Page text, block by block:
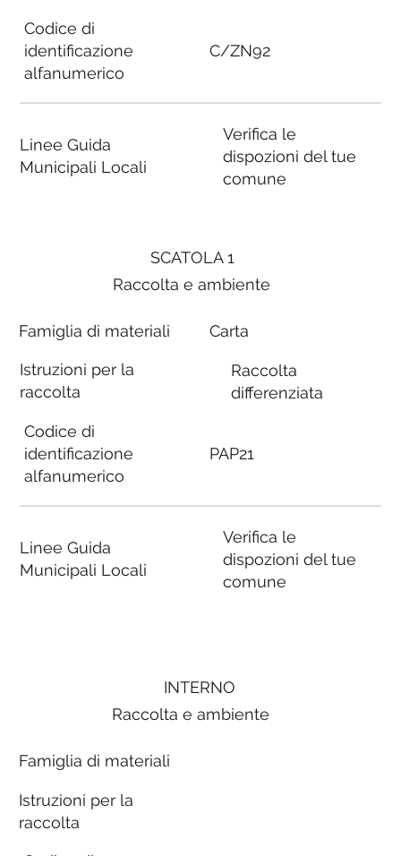
SCATOLA 1
Raccolta e ambiente
Famiglia di materiali
Istruzioni per la
raccolta
Codice di
identificazione
alfanumerico
Linee Guida
Municipali Locali
Carta
Raccolta
differenziata
PAP21
Verifica le
dispozioni del tue
comune
Codice di
identificazione
alfanumerico
Linee Guida
Municipali Locali
C/ZN92
Verifica le
dispozioni del tue
comune
INTERNO
Raccolta e ambiente
Famiglia di materiali
Istruzioni per la
raccolta